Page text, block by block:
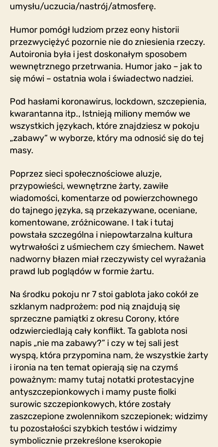
umysłu/uczucia/nastrój/atmosferę.
Humor pomógł ludziom przez eony historii
przezwyciężyć pozornie nie do zniesienia rzeczy.
Autoironia była i jest doskonałym sposobem
wewnętrznego przetrwania. Humor jako – jak to
się mówi – ostatnia wola i świadectwo nadziei.
Pod hasłami koronawirus, lockdown, szczepienia,
kwarantanna itp., Istnieją miliony memów we
wszystkich językach, które znajdziesz w pokoju
„zabawy” w wyborze, który ma odnosić się do tej
masy.
Poprzez sieci społecznościowe aluzje,
przypowieści, wewnętrzne żarty, zawiłe
wiadomości, komentarze od powierzchownego
do tajnego języka, są przekazywane, oceniane,
komentowane, zróżnicowane. I tak i tutaj
powstała szczególna i niepowtarzalna kultura
wytrwałości z uśmiechem czy śmiechem. Nawet
nadworny błazen miał rzeczywisty cel wyrażania
prawd lub poglądów w formie żartu.
Na środku pokoju nr 7 stoi gablota jako cokół ze
szklanym nadprożem: pod nią znajdują się
sprzeczne pamiątki z okresu Corony, które
odzwierciedlają cały konflikt. Ta gablota nosi
napis „nie ma zabawy?” i czy w tej sali jest
wyspą, która przypomina nam, że wszystkie żarty
i ironia na ten temat opierają się na czymś
poważnym: mamy tutaj notatki protestacyjne
antyszczepionkowych i mamy puste fiolki
surowic szczepionkowych, które zostały
zaszczepione zwolennikom szczepionek; widzimy
tu pozostałości szybkich testów i widzimy
symbolicznie przekreślone kserokopie